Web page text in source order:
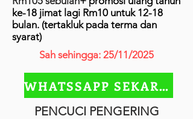
ke-18 jimat lagi Rm10 untuk 12-18
bulan. (tertakluk pada terma dan
syarat)
Sah sehingga: 25/11/2025
WHATSSAPP SEKARANG
PENCUCI PENGERING